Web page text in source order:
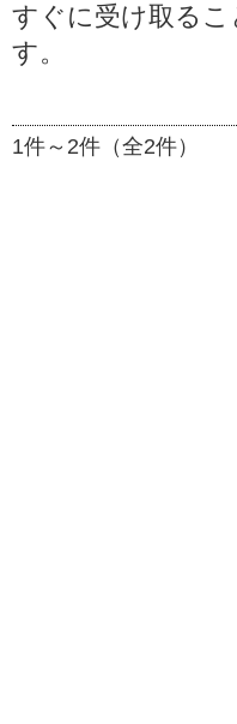
すぐに受け取る
す。
1件～2件（全2件）